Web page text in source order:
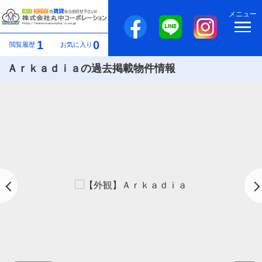
閲覧履歴 1 お気に入り 0
メニュー
Ａｒｋａｄｉａの過去掲載物件情報